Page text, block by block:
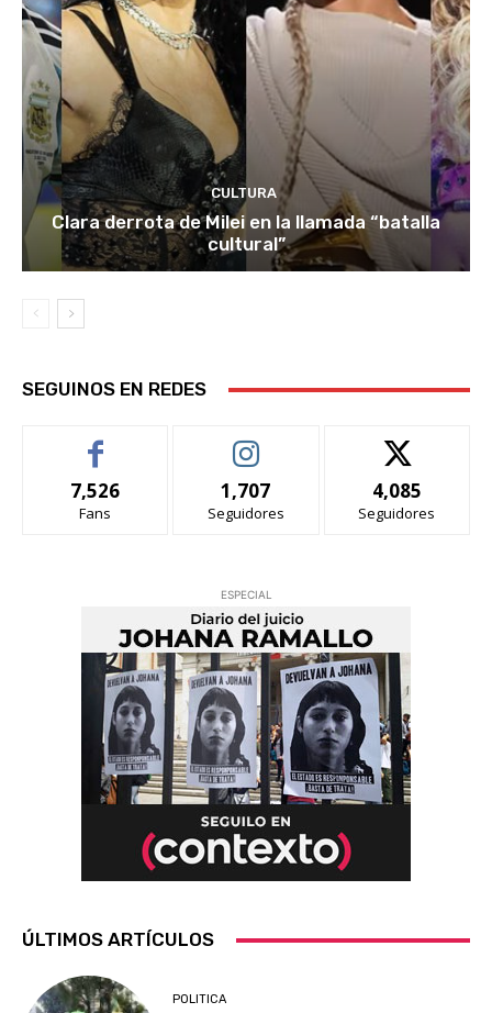
CULTURA
Clara derrota de Milei en la llamada “batalla
cultural”
SEGUINOS EN REDES
7,526
Fans
1,707
Seguidores
4,085
Seguidores
ESPECIAL
ÚLTIMOS ARTÍCULOS
POLITICA